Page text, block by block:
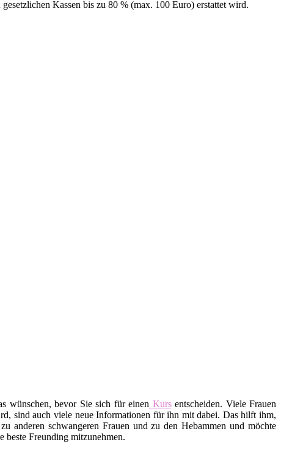
Kassen bis zu 80 % (max. 100 Euro) erstattet wird.
wünschen, bevor Sie sich für einen Kursentscheiden. Viele Frauen
sind auch viele neue Informationen für ihn mit dabei. Das hilft ihm,
anderen schwangeren Frauen und zu den Hebammen und möchte
beste Freunding mitzunehmen.